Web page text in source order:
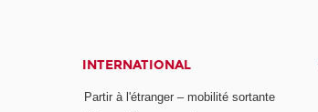
INTERNATIONAL
Partir à l'étranger – mobilité sortante